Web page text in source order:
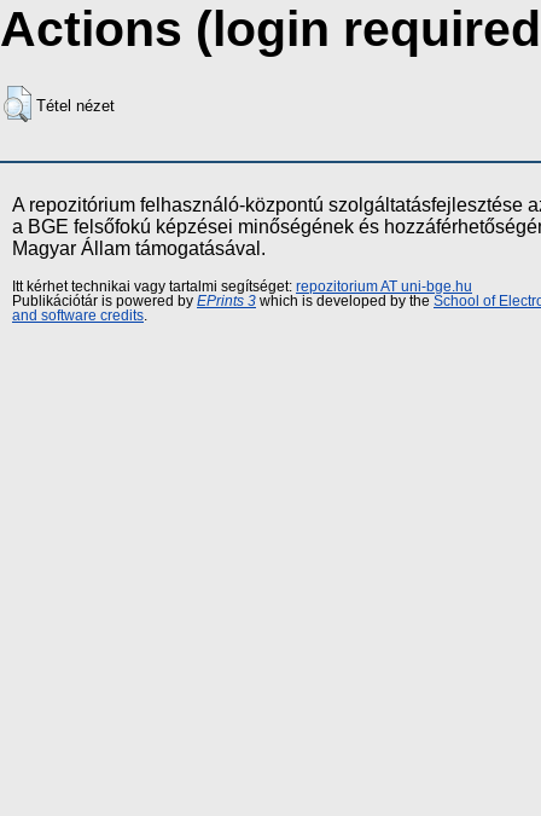
Actions (login
Tétel nézet
A repozitórium felhasználó-központú szolgáltatásfejlesztése
a BGE felsőfokú képzései minőségének és
Magyar Állam támogatásával.
Itt kérhet technikai vagy tartalmi segítséget: repozitorium AT uni-bge.hu
Publikációtár is powered by EPrints 3 which is developed by the School of
and software credits